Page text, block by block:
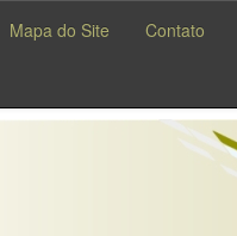
Mapa do Site Contato